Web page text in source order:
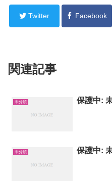
Twitter Facebook
関連記事
未分類 保護中:
未分類 保護中: